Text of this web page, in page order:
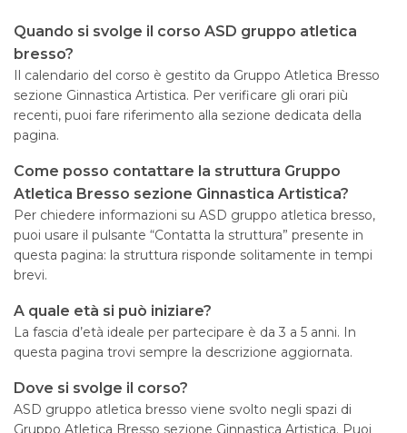
Quando si svolge il corso ASD gruppo atletica
bresso?
Il calendario del corso è gestito da Gruppo Atletica Bresso
sezione Ginnastica Artistica. Per verificare gli orari più
recenti, puoi fare riferimento alla sezione dedicata della
pagina.
Come posso contattare la struttura Gruppo
Atletica Bresso sezione Ginnastica Artistica?
Per chiedere informazioni su ASD gruppo atletica bresso,
puoi usare il pulsante “Contatta la struttura” presente in
questa pagina: la struttura risponde solitamente in tempi
brevi.
A quale età si può iniziare?
La fascia d’età ideale per partecipare è da 3 a 5 anni. In
questa pagina trovi sempre la descrizione aggiornata.
Dove si svolge il corso?
ASD gruppo atletica bresso viene svolto negli spazi di
Gruppo Atletica Bresso sezione Ginnastica Artistica. Puoi